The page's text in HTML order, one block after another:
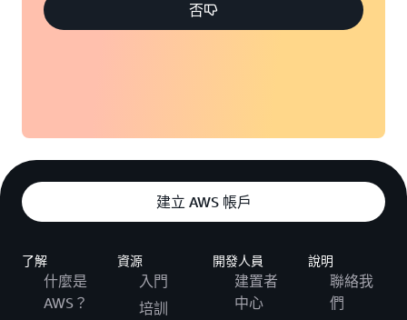
否
建立 AWS 帳戶
了解
什麼是
AWS？
資源
入門
培訓
開發人員
建置者
中心
說明
聯絡我
們